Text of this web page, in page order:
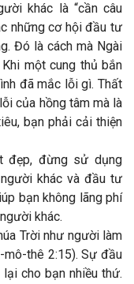
khác là “cần câu
những cơ hội đầu tư
Đó là cách mà Ngài
một cung thủ bắn
đã mắc lỗi gì. Thất
của hồng tâm mà là
bạn phải cải thiện
đẹp, đừng sử dụng
khác và đầu tư
bạn không lãng phí
khác.
Trời như người làm
mô-thê 2:15). Sự đầu
cho bạn nhiều thứ.